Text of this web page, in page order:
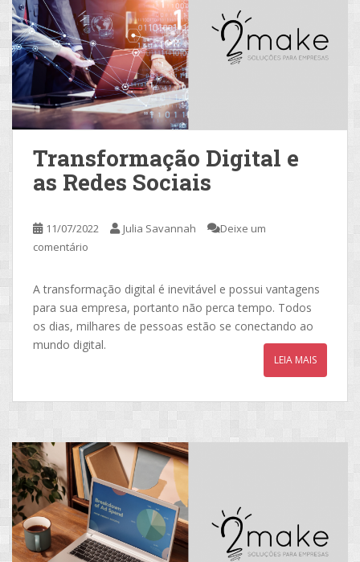
Transformação Digital e
as Redes Sociais
11/07/2022 Julia Savannah
Deixe um
comentário
A transformação digital é inevitável e possui vantagens
para sua empresa, portanto não perca tempo. Todos
os dias, milhares de pessoas estão se conectando ao
mundo digital.
LEIA MAIS